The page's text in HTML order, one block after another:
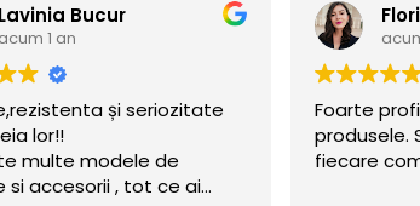
Florina Cusmir
acum 1 an
echipa si de calitate
Sunt mulțumita de
Di
implicare -
asigura ca